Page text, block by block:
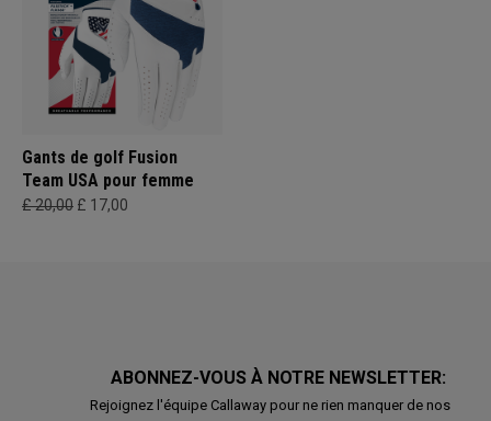
Gants de golf Fusion
Team USA pour femme
£ 20,00 £ 17,00
ABONNEZ-VOUS À NOTRE NEWSLETTER:
Rejoignez l'équipe Callaway pour ne rien manquer de nos